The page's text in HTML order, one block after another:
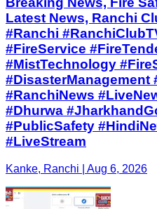
Latest News, Ranchi
#Ranchi
#FireService
#MistTechnology
#DisasterManagement
#RanchiNews
#Dhurwa
#PublicSafety
#LiveStream
Kanke, Ranchi | Aug 6, 2026